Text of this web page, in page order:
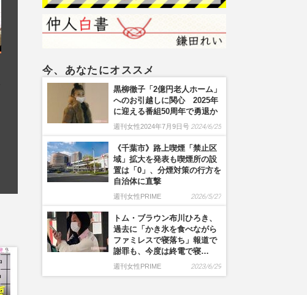
今、あなたにオススメ
黒柳徹子「2億円老人ホーム」
へのお引越しに関心 2025年
に迎える番組50周年で勇退か
週刊女性2024年7月9日号 2024/6/25
《千葉市》路上喫煙「禁止区
域」拡大を発表も喫煙所の設
置は「0」、分煙対策の行方を
自治体に直撃
週刊女性PRIME 2026/5/27
トム・ブラウン布川ひろき、
過去に「かき氷を食べながら
ファミレスで寝落ち」報道で
謝罪も、今度は終電で寝…
週刊女性PRIME 2023/6/29